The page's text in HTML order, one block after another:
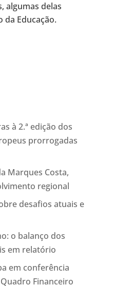
algumas delas
Educação.
à 2.ª edição dos
prorrogadas
Marques Costa,
regional
desafios atuais e
o balanço dos
em relatório
em conferência
Financeiro